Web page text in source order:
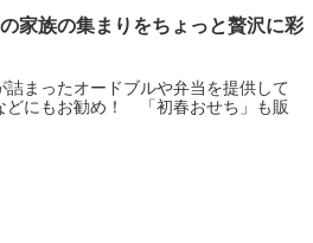
家族の集まりをちょっと贅沢に彩
まったオードブルや弁当を提供して
どにもお勧め！ 「初春おせち」も販